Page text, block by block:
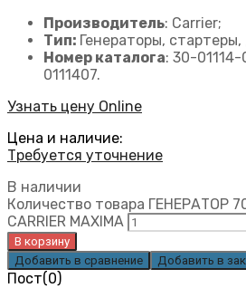
Производитель: Carrier;
Тип: Генераторы,
Номер каталога: 30-01114-
0111407.
Узнать цену Online
Цена и наличие:
Требуется уточнение
В наличии
Количество товара ГЕНЕРАТОР
CARRIER MAXIMA
В корзину
Добавить в сравнение
Добавить в
Пост(0)